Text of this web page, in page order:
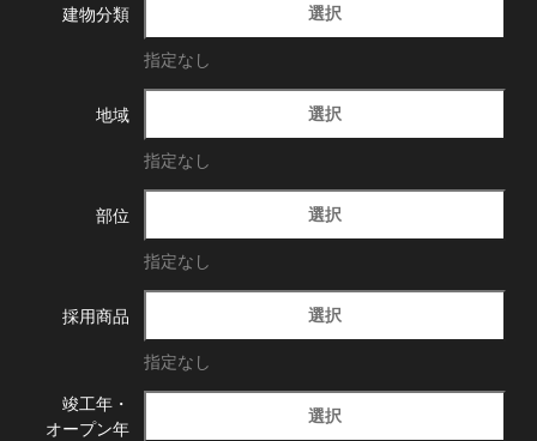
建物分類 選択
指定なし
地域 選択
指定なし
部位 選択
指定なし
採用商品 選択
指定なし
竣工年・
オープン年
選択